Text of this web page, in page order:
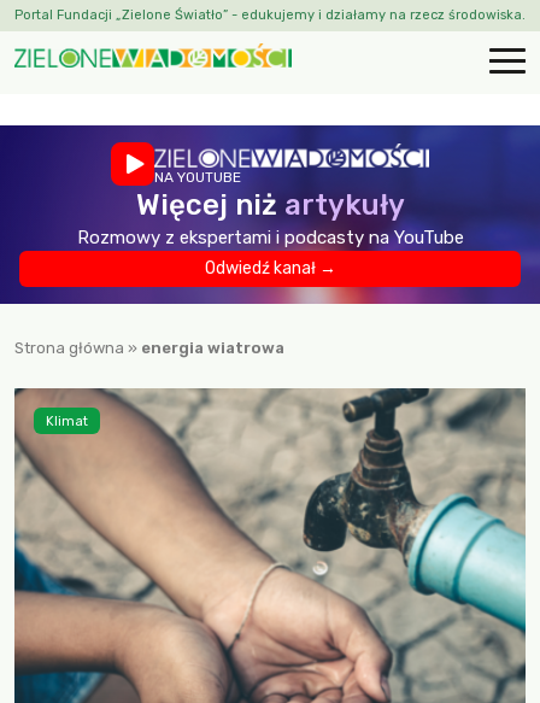
Portal Fundacji „Zielone Światło” - edukujemy i działamy na rzecz środowiska.
NA YOUTUBE
Więcej niż artykuły
Rozmowy z ekspertami i podcasty na YouTube
Odwiedź kanał →
Strona główna » energia wiatrowa
Klimat